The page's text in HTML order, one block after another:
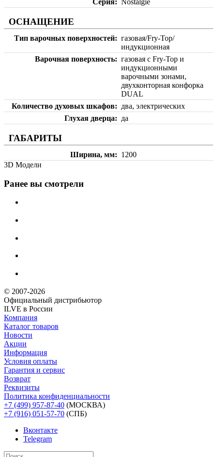
ОСНАЩЕНИЕ
Тип варочных поверхностей
газовая/Fry-Top/
индукционная
Варочная поверхность
газовая с Fry-Top и
индукционными
варочными зонами,
двухконторная конфорка
DUAL
Количество духовых шкафов
два, электрических
Глухая дверца
да
ГАБАРИТЫ
Ширина, мм
1200
3D Модели
Ранее вы смотрели
© 2007-2026
Официальный дистрибьютoр
ILVE в России
Компания
Каталог товаров
Новости
Акции
Информация
Условия оплаты
Гарантия и сервис
Возврат
Реквизиты
Политика конфиденциальности
+7 (499) 957-87-40 (МОСКВА)
+7 (916) 051-57-70 (СПБ)
Вконтакте
Telegram